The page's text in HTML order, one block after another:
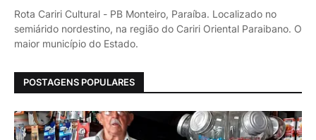
Rota Cariri Cultural - PB Monteiro, Paraíba. Localizado no
semiárido nordestino, na região do Cariri Oriental Paraibano. O
maior município do Estado.
POSTAGENS POPULARES